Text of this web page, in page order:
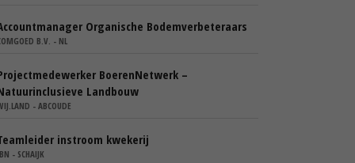
Organische Bodemverbeteraars
B.V. - NL
BoerenNetwerk –
Landbouw
- ABCOUDE
instroom kwekerij
- SCHAIJK